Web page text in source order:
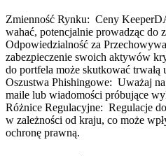
Afiliaci Bitrue
Aż do 65% prowizji!
Zmienność Rynku: Ceny
wahać, potencjalnie prowadząc do
Odpowiedzialność za
zabezpieczenie swoich aktywów
do portfela może skutkować trwałą
Oszustwa Phishingowe: Uważaj
maile lub wiadomości próbujące
Różnice Regulacyjne: Regulacje
w zależności od kraju, co może
ochronę prawną.